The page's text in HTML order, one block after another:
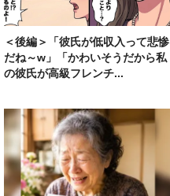
＜後編＞「彼氏が低収入って悲惨
だね～w」「かわいそうだから私
の彼氏が高級フレンチ...